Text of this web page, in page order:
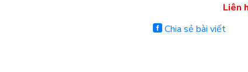
Liên
Chia sẻ bài viết